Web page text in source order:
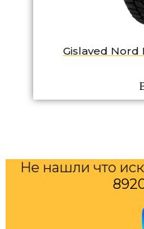
Gislaved Nord
Не нашли что